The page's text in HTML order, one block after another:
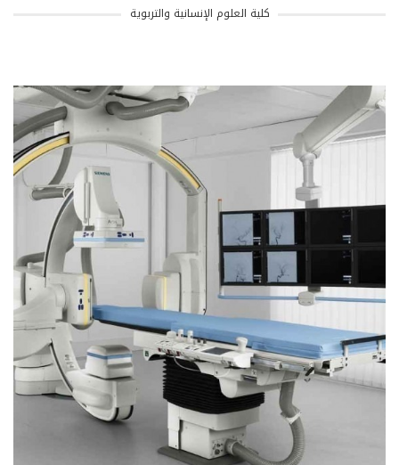
كلية العلوم الإنسانية والتربوية